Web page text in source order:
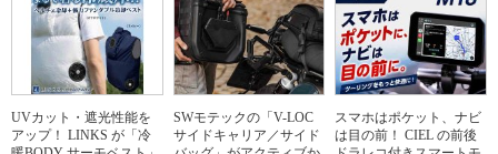
UVカット・遮光性能を
アップ！ LINKS が「冷
SWモテックの「V-LOC
サイドキャリア／サイド
スマホはポケット、ナビ
は目の前！ CIEL の前後